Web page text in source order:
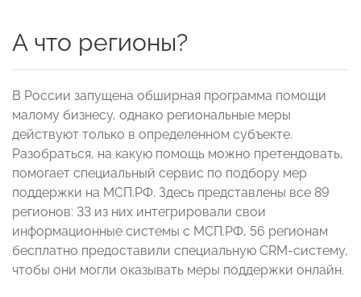
А что регионы?
В России запущена обширная программа помощи
малому бизнесу, однако региональные меры
действуют только в определенном субъекте.
Разобраться, на какую помощь можно претендовать,
помогает специальный сервис по подбору мер
поддержки на МСП.РФ. Здесь представлены все 89
регионов: 33 из них интегрировали свои
информационные системы с МСП.РФ, 56 регионам
бесплатно предоставили специальную CRM-систему,
чтобы они могли оказывать меры поддержки онлайн.